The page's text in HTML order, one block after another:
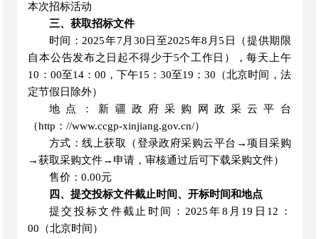
本次招标活动
三、获取招标文件
时间： 2025年7 月 30 日 至2025年8 月5 日（提供期限
自本公告发布之日起不得少于5个工作日），每天上午
10 ： 00至14： 00，下午15 ：30至19 ：30（北京时间，法
定节假日除外）
地点：新疆政府采购网政采云平台
（http ：//www.ccgp-xinjiang.gov.cn/）
方式：线上获取（登录政府采购云平台 →项目采购
→获取采购文件→申请，审核通过后可下载采购文件）
售价： 0.00元
四、提交投标文件截止时间、开标时间和地点
提交投标文件截止时间： 2025年8月19日12：
00（北京时间）